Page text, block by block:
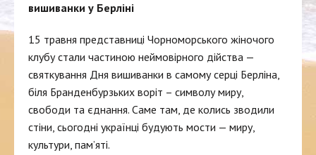
вишиванки у Берліні
15 травня представниці Чорноморського жіночого
клубу стали частиною неймовірного дійства —
святкування Дня вишиванки в самому серці Берліна,
біля Бранденбурзьких воріт – символу миру,
свободи та єднання. Саме там, де колись зводили
стіни, сьогодні українці будують мости — миру,
культури, пам’яті.